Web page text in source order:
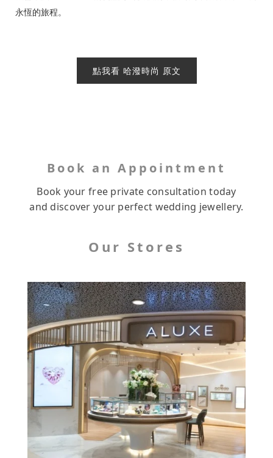
永恆的旅程。
點我看 哈潑時尚 原文
Book an Appointment
Book your free private consultation today
and discover your perfect wedding jewellery.
Our Stores